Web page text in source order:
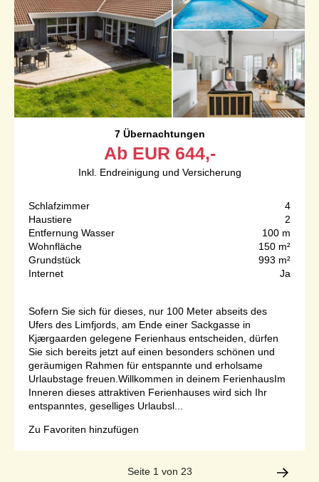
7 Übernachtungen
Ab EUR 644,-
Inkl. Endreinigung und Versicherung
Schlafzimmer
4
Haustiere
2
Entfernung Wasser
100 m
Wohnfläche
150 m²
Grundstück
993 m²
Internet
Ja
Sofern Sie sich für dieses, nur 100 Meter abseits des
Ufers des Limfjords, am Ende einer Sackgasse in
Kjærgaarden gelegene Ferienhaus entscheiden, dürfen
Sie sich bereits jetzt auf einen besonders schönen und
geräumigen Rahmen für entspannte und erholsame
Urlaubstage freuen.Willkommen in deinem FerienhausIm
Inneren dieses attraktiven Ferienhauses wird sich Ihr
entspanntes, geselliges Urlaubsl...
Zu Favoriten hinzufügen
Seite 1 von 23